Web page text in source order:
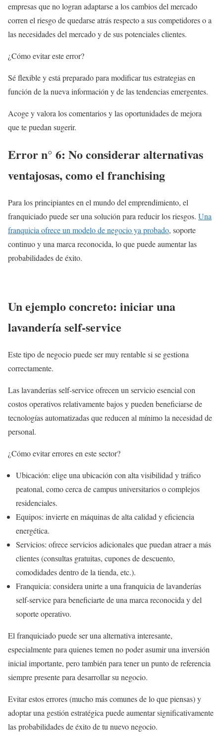
empresas que no logran adaptarse a los cambios del mercado
corren el riesgo de quedarse atrás respecto a sus competidores o a
las necesidades del mercado y de sus potenciales clientes.
¿Cómo evitar este error?
Sé flexible y está preparado para modificar tus estrategias en
función de la nueva información y de las tendencias emergentes.
Acoge y valora los comentarios y las oportunidades de mejora
que te puedan sugerir.
Error n° 6: No considerar alternativas
ventajosas, como el franchising
Para los principiantes en el mundo del emprendimiento, el
franquiciado puede ser una solución para reducir los riesgos. Una
franquicia ofrece un modelo de negocio ya probado, soporte
continuo y una marca reconocida, lo que puede aumentar las
probabilidades de éxito.
Un ejemplo concreto: iniciar una
lavandería self-service
Este tipo de negocio puede ser muy rentable si se gestiona
correctamente.
Las lavanderías self-service ofrecen un servicio esencial con
costos operativos relativamente bajos y pueden beneficiarse de
tecnologías automatizadas que reducen al mínimo la necesidad de
personal.
¿Cómo evitar errores en este sector?
Ubicación: elige una ubicación con alta visibilidad y tráfico
peatonal, como cerca de campus universitarios o complejos
residenciales.
Equipos: invierte en máquinas de alta calidad y eficiencia
energética.
Servicios: ofrece servicios adicionales que puedan atraer a más
clientes (consultas gratuitas, cupones de descuento,
comodidades dentro de la tienda, etc.).
Franquicia: considera unirte a una franquicia de lavanderías
self-service para beneficiarte de una marca reconocida y del
soporte operativo.
El franquiciado puede ser una alternativa interesante,
especialmente para quienes temen no poder asumir una inversión
inicial importante, pero también para tener un punto de referencia
siempre presente para desarrollar su negocio.
Evitar estos errores (mucho más comunes de lo que piensas) y
adoptar una gestión estratégica puede aumentar significativamente
las probabilidades de éxito de tu nuevo negocio.